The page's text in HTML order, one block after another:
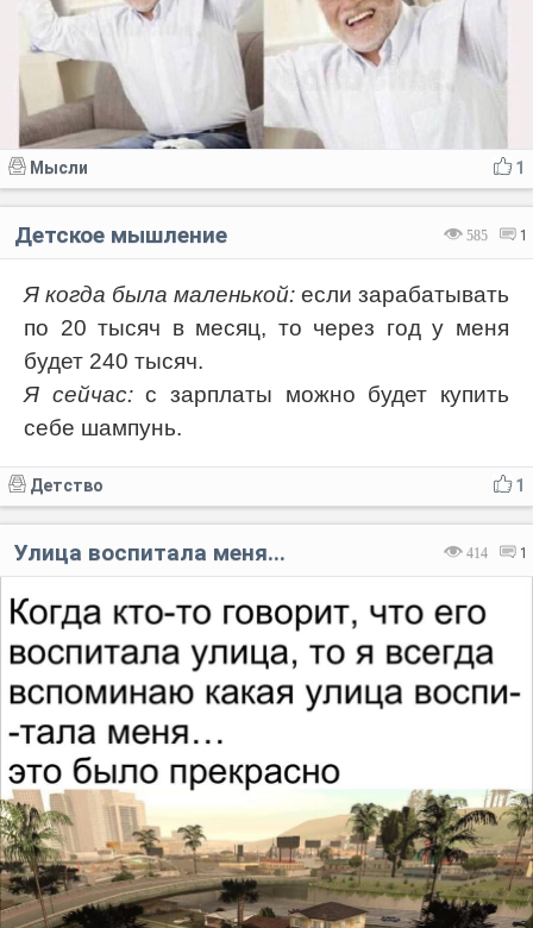
1
Мысли
585 1
Детское мышление
Я когда была маленькой: если зарабатывать
по 20 тысяч в месяц, то через год у меня
будет 240 тысяч.
Я сейчас:с зарплаты можно будет купить
себе шампунь.
1
Детство
414 1
Улица воспитала меня...